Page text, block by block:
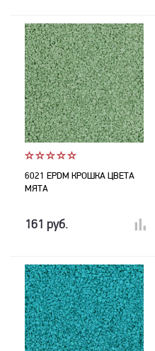
6021 EPDM КРОШКА ЦВЕТА
МЯТА
161 руб.